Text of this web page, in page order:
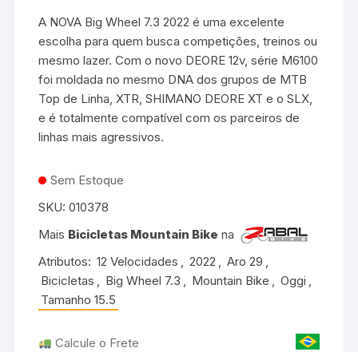
A NOVA Big Wheel 7.3 2022 é uma excelente
escolha para quem busca competições, treinos ou
mesmo lazer. Com o novo DEORE 12v, série M6100
foi moldada no mesmo DNA dos grupos de MTB
Top de Linha, XTR, SHIMANO DEORE XT e o SLX,
e é totalmente compatível com os parceiros de
linhas mais agressivos.
Sem Estoque
SKU:010378
Mais Bicicletas Mountain Bike na
Atributos: 12 Velocidades , 2022 , Aro 29 ,
Bicicletas , Big Wheel 7.3 , Mountain Bike , Oggi ,
Tamanho 15.5
Calcule o Frete